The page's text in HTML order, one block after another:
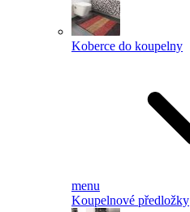
Koberce do koupelny
menu
Koupelnové předložky